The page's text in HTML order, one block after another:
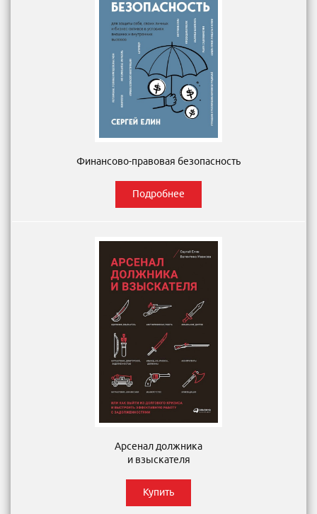
Финансово-правовая безопасность
Подробнее
Арсенал должника
и взыскателя
Купить